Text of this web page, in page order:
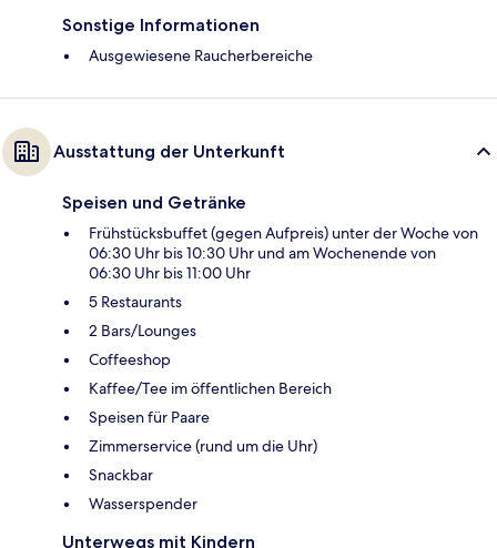
Sonstige Informationen
Ausgewiesene Raucherbereiche
Ausstattung der Unterkunft
Speisen und Getränke
Frühstücksbuffet (gegen Aufpreis) unter der Woche von
06:30 Uhr bis 10:30 Uhr und am Wochenende von
06:30 Uhr bis 11:00 Uhr
5 Restaurants
2 Bars/Lounges
Coffeeshop
Kaffee/Tee im öffentlichen Bereich
Speisen für Paare
Zimmerservice (rund um die Uhr)
Snackbar
Wasserspender
Unterwegs mit Kindern